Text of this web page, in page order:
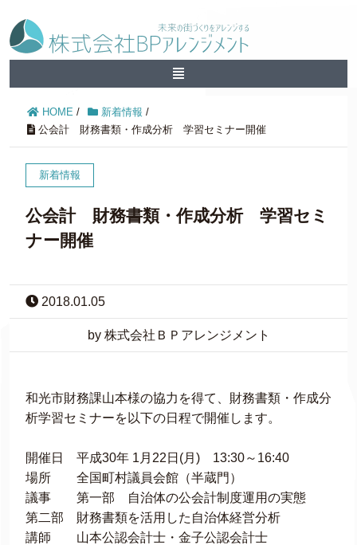
HOME / 新着情報 /
公会計 財務書類・作成分析 学習セミナー開催
新着情報
公会計 財務書類・作成分析 学習セミ
ナー開催
2018.01.05
by 株式会社ＢＰアレンジメント
和光市財務課山本様の協力を得て、財務書類・作成分
析学習セミナーを以下の日程で開催します。
開催日 平成30年 1月22日(月) 13:30～16:40
場所 全国町村議員会館（半蔵門）
議事 第一部 自治体の公会計制度運用の実態
第二部 財務書類を活用した自治体経営分析
講師 山本公認会計士・金子公認会計士